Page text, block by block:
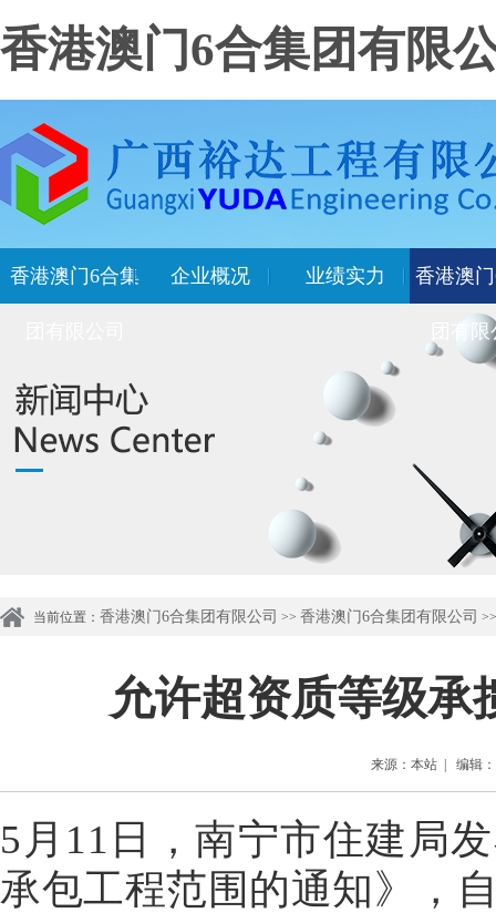
香港澳门6合集团有限
香港澳门6合集 企业概况 业绩实力 香港澳
团有
当前位置： 香港澳门6合集团有限公司 >> 香港澳门6合集团有限公司
允许超资质等级承
来源：本站 | 编辑
5月11日，南宁市住建局
承包工程范围的通知》，